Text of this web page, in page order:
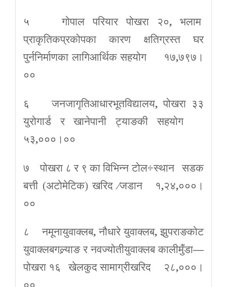
५ गोपाल परियार पोखरा २०, भलाम
प्राकृतिकप्रकोपका कारण क्षतिग्रस्त घर
पुर्ननिर्माणका लागिआर्थिक सहयोग १७,७९७।
००
६ जनजागृतिआधारभूतविद्यालय,पोखरा ३३
युरोगार्ड र खानेपानी ट्याङकी सहयोग
५३,०००।००
७ पोखरा ८ र ९ का विभिन्न टोल÷स्थान सडक
बत्ती (अटोमेटिक) खरिद∕जडान १,२४,०००।
००
८ नमूनायुवाक्लब,नौधारे युवाक्लब,झुपराङकोट
युवाक्लबगल्र्याङ र नवज्योतीयुवाक्लब कालीमुँडा—
पोखरा १६ खेलकुद सामाग्रीखरिद २८,०००।